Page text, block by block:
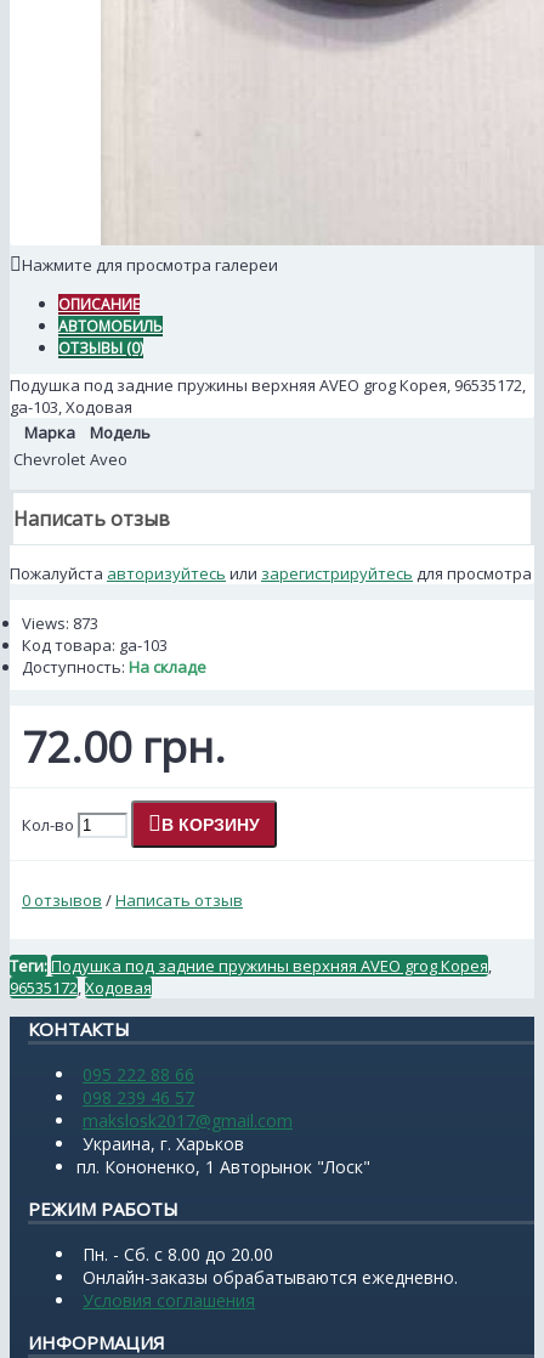
Нажмите для просмотра галереи
ОПИСАНИЕ
АВТОМОБИЛЬ
ОТЗЫВЫ (0)
Подушка под задние пружины верхняя AVEO grog Корея, 96535172,
ga-103, Ходовая
Марка
Модель
Chevrolet Aveo
Написать отзыв
Пожалуйста авторизуйтесь или зарегистрируйтесь для просмотра
Views: 873
Код товара: ga-103
Доступность: На складе
72.00 грн.
Кол-во В КОРЗИНУ
0 отзывов /Написать отзыв
Теги:Подушка под задние пружины верхняя AVEO grog Корея
96535172 Ходовая
КОНТАКТЫ
095 222 88 66
098 239 46 57
makslosk2017@gmail.com
Украина, г. Харьков
пл. Кононенко, 1 Авторынок "Лоск"
РЕЖИМ РАБОТЫ
Пн. - Сб. с 8.00 до 20.00
Онлайн-заказы обрабатываются ежедневно.
Условия соглашения
ИНФОРМАЦИЯ